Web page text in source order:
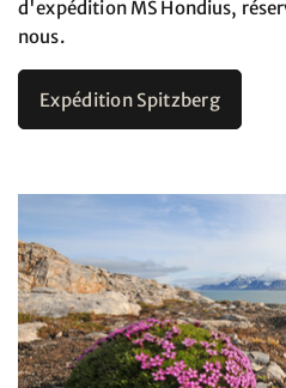
d'expédition MS Hondius,
nous.
Expédition Spitzberg